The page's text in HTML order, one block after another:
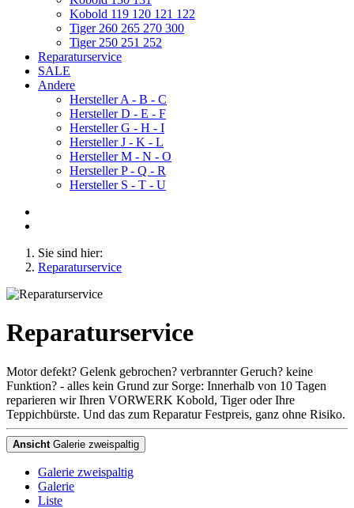
Kobold 119 120 121 122
Tiger 260 265 270 300
Tiger 250 251 252
Reparaturservice
SALE
Andere
Hersteller A - B - C
Hersteller D - E - F
Hersteller G - H - I
Hersteller J - K - L
Hersteller M - N - O
Hersteller P - Q - R
Hersteller S - T - U
Sie sind hier:
Reparaturservice
Reparaturservice
Motor defekt? Gelenk gebrochen? verbrannter Geruch? keine
Funktion? - alles kein Grund zur Sorge: Innerhalb von 10 Tagen
reparieren wir Ihren VORWERK Kobold, Tiger oder Ihre
Teppichbürste. Und das zum Reparatur Festpreis, ganz ohne Risiko.
Ansicht Galerie zweispaltig
Galerie zweispaltig
Galerie
Liste